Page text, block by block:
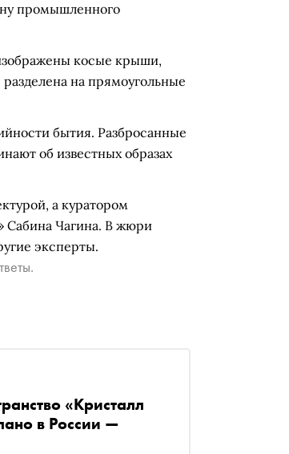
промышленного
косые крыши,
на прямоугольные
бытия. Разбросанные
об известных образах
а куратором
Сабина Чагина. В жюри
эксперты.
«Кристалл
в России —